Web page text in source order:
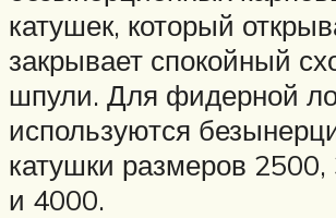
катушек, который
закрывает спокойный
шпули. Для фидерной
используются
катушки размеров
и 4000.